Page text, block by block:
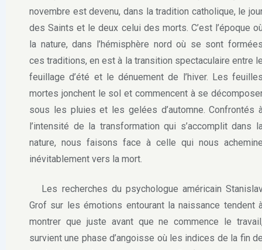
novembre est devenu, dans la tradition catholique, le
des Saints et le deux celui des morts. C’est l’époque
la nature, dans l’hémisphère nord où se sont
ces traditions, en est à la transition spectaculaire entre
feuillage d’été et le dénuement de l’hiver. Les
mortes jonchent le sol et commencent à se
sous les pluies et les gelées d’automne. Confrontés
l’intensité de la transformation qui s’accomplit dans
nature, nous faisons face à celle qui nous
inévitablement vers la mort.
Les recherches du psychologue américain
Grof sur les émotions entourant la naissance tendent
montrer que juste avant que ne commence le
survient une phase d’angoisse où les indices de la fin